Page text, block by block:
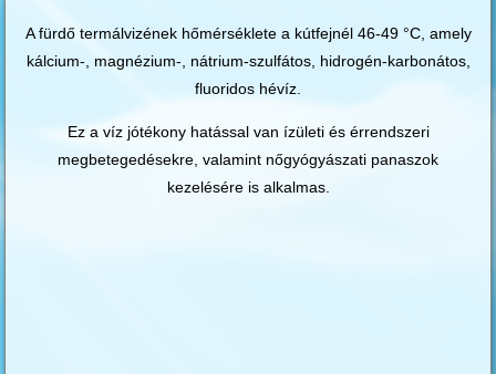
A fürdő termálvizének hőmérséklete a kútfejnél 46-49 °C, amely
kálcium-, magnézium-, nátrium-szulfátos, hidrogén-karbonátos,
fluoridos hévíz.
Ez a víz jótékony hatással van ízületi és érrendszeri
megbetegedésekre, valamint nőgyógyászati panaszok
kezelésére is alkalmas.